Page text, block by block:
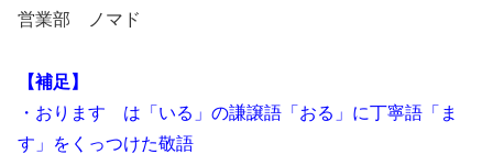
営業部 ノマド
【補足】
・おります は「いる」の謙譲語「おる」に丁寧語「ま
す」をくっつけた敬語